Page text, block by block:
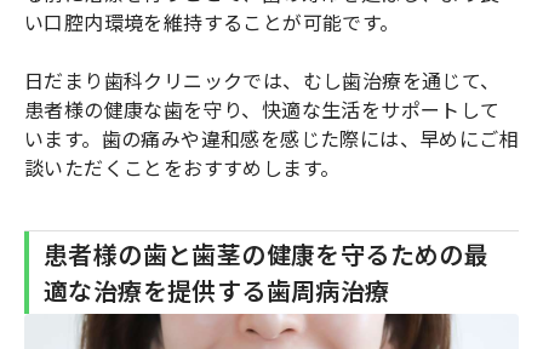
い口腔内環境を維持することが可能です。
日だまり歯科クリニックでは、むし歯治療を通じて、
患者様の健康な歯を守り、快適な生活をサポートして
います。歯の痛みや違和感を感じた際には、早めにご相
談いただくことをおすすめします。
患者様の歯と歯茎の健康を守るための最
適な治療を提供する歯周病治療